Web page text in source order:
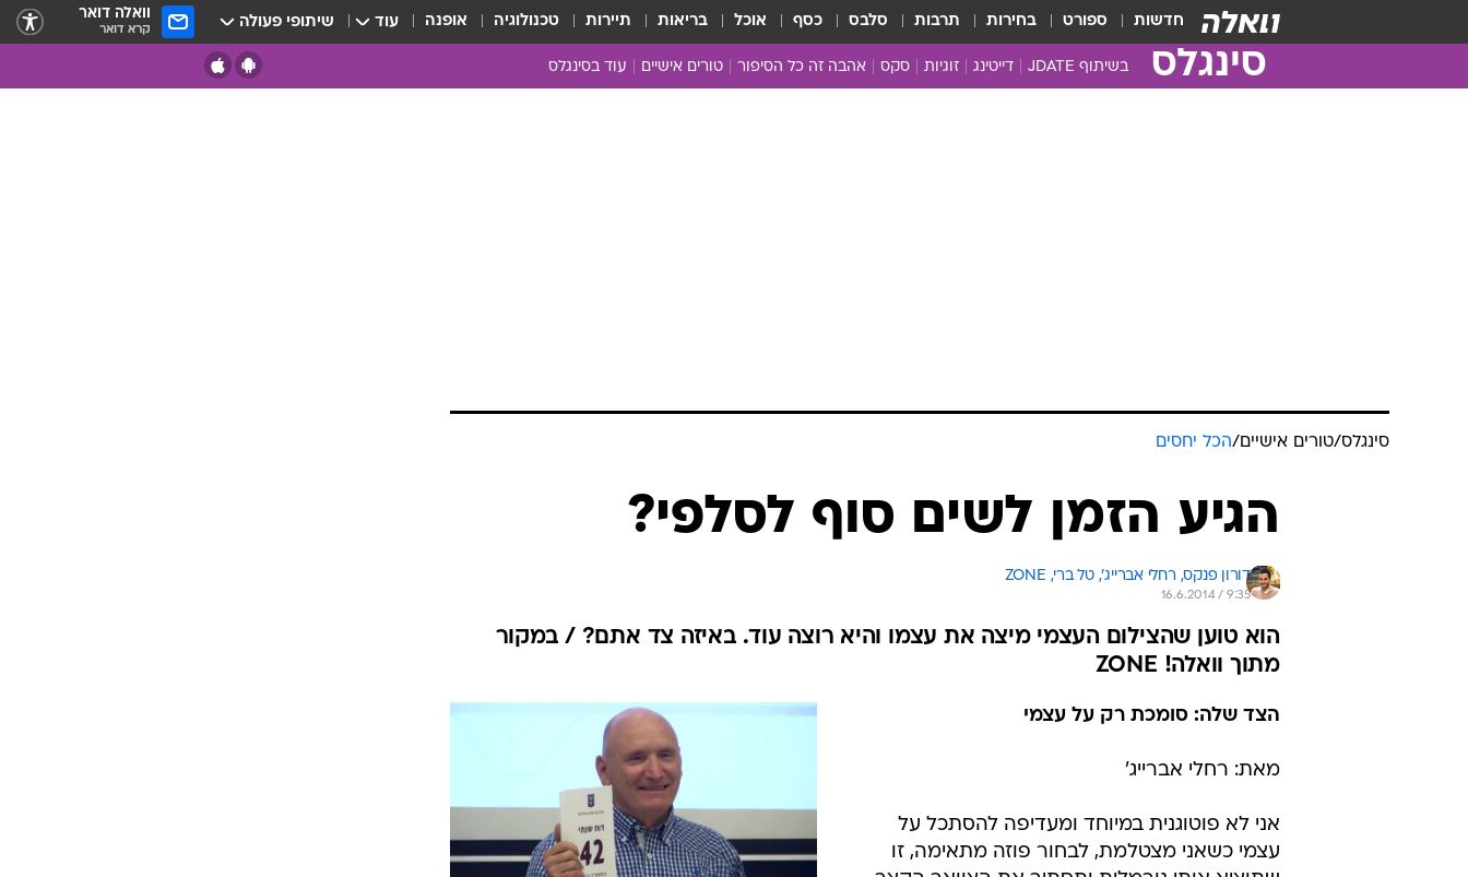
חדשות ספורט בחירות תרבות סלבס כסף אוכל בריאות תיירות טכנולוגיה אופנה עוד שיתופי פעולה וואלה דואר
קרא דואר
סינגלס בשיתוף JDATE דייטינג זוגיות סקס אהבה זה כל הסיפור טורים אישיים עוד בסינגלס
סינגלס/טורים אישיים/הכל יחסים
הגיע הזמן לשים סוף לסלפי?
דורון פנקס, רחלי אברייג', טל ברי, ZONE
16.6.2014 / 9:35
הוא טוען שהצילום העצמי מיצה את עצמו והיא רוצה עוד. באיזה צד אתם? / במקור
מתוך וואלה! ZONE
הצד שלה: סומכת רק על עצמי
מאת: רחלי אברייג'
אני לא פוטוגנית במיוחד ומעדיפה להסתכל על
עצמי כשאני מצטלמת, לבחור פוזה מתאימה, זו